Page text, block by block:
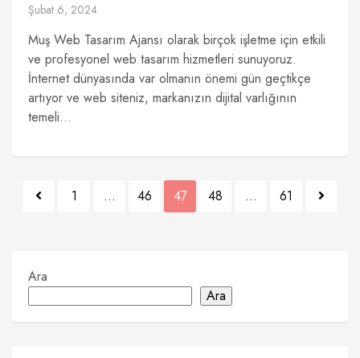
Şubat 6, 2024
Muş Web Tasarım Ajansı olarak birçok işletme için etkili
ve profesyonel web tasarım hizmetleri sunuyoruz.
İnternet dünyasında var olmanın önemi gün geçtikçe
artıyor ve web siteniz, markanızın dijital varlığının
temeli...
Yazı
1 … 46 47 48 … 61
Ara
Ara